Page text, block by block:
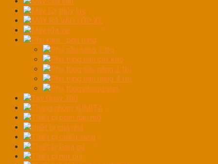
Máy Ép thủy lực
MÁY RA VÀO LỐP XE
Máy rửa xe
Phụ kiện - phụ tùng
Phụ cầu nâng 1 trụ
Phụ tùng cầu cắt kéo
Phụ tùng cầu nâng 2 trụ
Phụ tùng cầu nâng 4 trụ
Phụ tùng phòng sơn
Tay Quay 360
Thang nhôm YUMITA
Thiết bị bơm dầu mỡ
thiết bị chà nhá
Thiết bị chiếu sáng
Thiết bị Gara cũ
Thiết bị hút bụi